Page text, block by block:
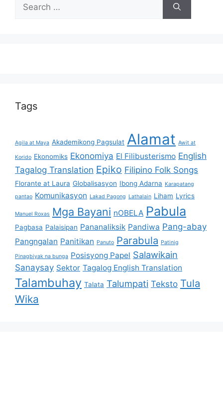
for:
Tags
Agila at Maya Akademikong Pagsulat Alamat Awit at
Korido Ekonomiks Ekonomiya El Filibusterismo English
Tagalog Translation Epiko Filipino Folk Songs
Florante at Laura Globalisasyon Ibong Adarna Karapatang
pantao Komunikasyon Lakad Pagong Lathalain Liham Lyrics
Manuel Roxas Mga Bayani nOBELA Pabula
Pagbasa Palaisipan Pananaliksik Pandiwa Pang-abay
Pangngalan Panitikan Panuto Parabula Patinig
Pinagbiyak na bunga Posisyong Papel Salawikain
Sanaysay Sektor Tagalog English Translation
Talambuhay Talata Talumpati Teksto Tula
Wika